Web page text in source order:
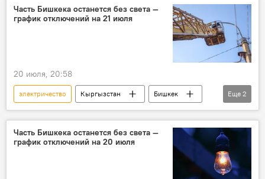
дефицит
Часть Бишкека останется без света —
график отключений на 21 июля
20 июля, 20:58
электричество Кыргызстан
Бишкек
отключения
свет
Еще 2
Часть Бишкека останется без света —
график отключений на 20 июля